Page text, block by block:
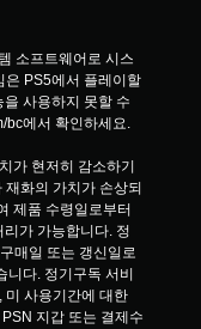
소프트웨어로 시스
은 PS5에서 플레이할
사용하지 못할 수
bc에서 확인하세요.
가 현저히 감소하기
화의 가치가 손상되
제품 수령일로부터
가 가능합니다. 정
매일 또는 갱신일로
다. 정기구독 서비
미 사용기간에 대한
지갑 또는 결제수